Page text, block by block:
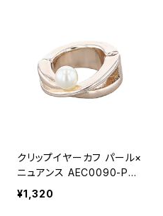
クリップイヤーカフ パール×
ニュアンス AEC0090-PG
（ピンクゴールド）
¥1,320